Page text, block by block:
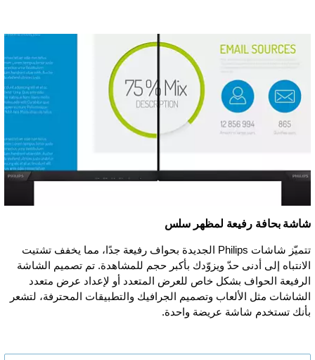
شاشة بحافة رفيعة لمظهر سلس
تتميّز شاشات Philips الجديدة بحواف رفيعة جدًا، مما يخفف تشتيت
الانتباه إلى أدنى حدّ ويزوّدك بأكبر حجم للمشاهدة. تم تصميم الشاشة
الرفيعة الحواف بشكل خاص للعرض المتعدد أو لإعداد عرض متعدد
الشاشات مثل الألعاب وتصميم الجرافيك والتطبيقات المحترفة، لتشعر
بأنك تستخدم شاشة عريضة واحدة.